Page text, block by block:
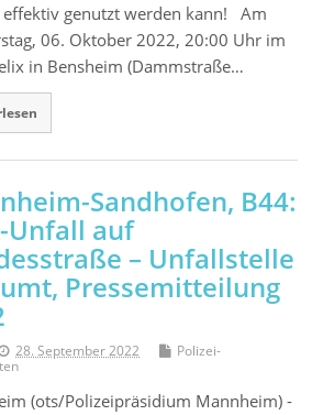
effektiv genutzt werden kann! Am
06. Oktober 2022, 20:00 Uhr im
in Bensheim (Dammstraße…
Sandhofen, B44:
Unfall auf
– Unfallstelle
Pressemitteilung
28. September 2022
Polizei-
(ots/Polizeipräsidium Mannheim) -